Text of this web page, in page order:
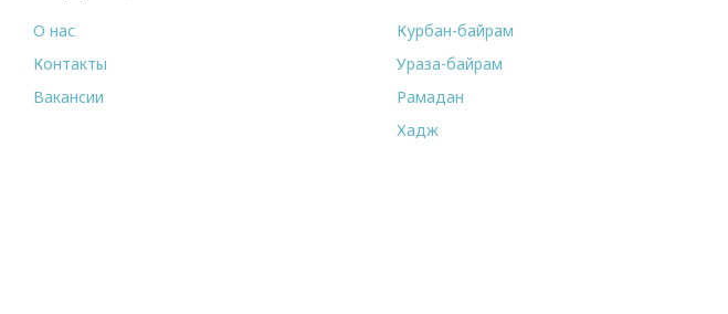
О нас
Контакты
Вакансии
Курбан-байрам
Ураза-байрам
Рамадан
Хадж